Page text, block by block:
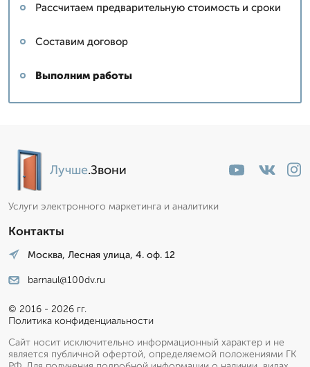
Рассчитаем предварительную стоимость и сроки
Составим договор
Выполним работы
Лучше.Звони
Услуги электронного маркетинга и аналитики
Контакты
Москва, Лесная улица, 4. оф. 12
barnaul@100dv.ru
© 2016 - 2026 гг.
Политика конфиденциальности
Сайт носит исключительно информационный характер и не
является публичной офертой, определяемой положениями ГК